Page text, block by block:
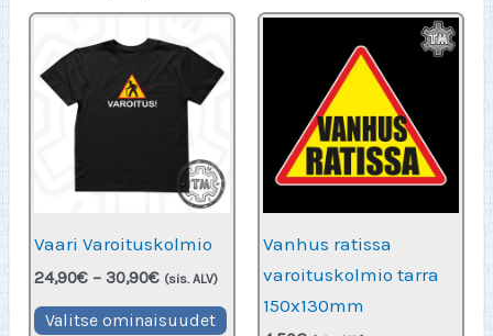
Vaari Varoituskolmio
24,90€ – 30,90€Hintaluokka:
-
(sis. ALV)
Valitse ominaisuudet Tällä
Vanhus ratissa
varoituskolmio tarra
150x130mm